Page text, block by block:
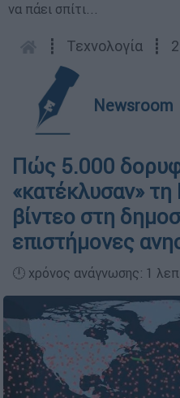
να πάει σπίτι...
┋ Τεχνολογία ┋
Newsroom
Πώς 5.000
«κατέκλυσαν»
βίντεο στη
επιστήμονες
🕛 χρόνος ανάγνωσης: 1